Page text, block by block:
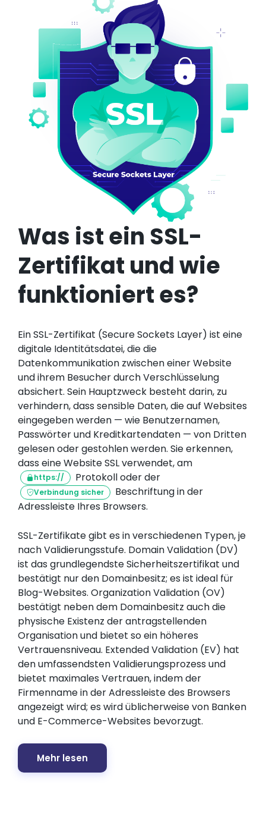
Was ist ein SSL-
Zertifikat und wie
funktioniert es?
Ein SSL-Zertifikat (Secure Sockets Layer) ist eine
digitale Identitätsdatei, die die
Datenkommunikation zwischen einer Website
und ihrem Besucher durch Verschlüsselung
absichert. Sein Hauptzweck besteht darin, zu
verhindern, dass sensible Daten, die auf Websites
eingegeben werden — wie Benutzernamen,
Passwörter und Kreditkartendaten — von Dritten
gelesen oder gestohlen werden. Sie erkennen,
dass eine Website SSL verwendet, am
https:// Protokoll oder der
Verbindung sicher
Beschriftung in der
Adressleiste Ihres Browsers.
SSL-Zertifikate gibt es in verschiedenen Typen, je
nach Validierungsstufe. Domain Validation (DV)
ist das grundlegendste Sicherheitszertifikat und
bestätigt nur den Domainbesitz; es ist ideal für
Blog-Websites. Organization Validation (OV)
bestätigt neben dem Domainbesitz auch die
physische Existenz der antragstellenden
Organisation und bietet so ein höheres
Vertrauensniveau. Extended Validation (EV) hat
den umfassendsten Validierungsprozess und
bietet maximales Vertrauen, indem der
Firmenname in der Adressleiste des Browsers
angezeigt wird; es wird üblicherweise von Banken
und E-Commerce-Websites bevorzugt.
Mehr lesen